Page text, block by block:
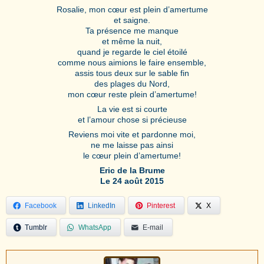
Rosalie, mon cœur est plein d’amertume
et saigne.
Ta présence me manque
et même la nuit,
quand je regarde le ciel étoilé
comme nous aimions le faire ensemble,
assis tous deux sur le sable fin
des plages du Nord,
mon cœur reste plein d’amertume!
La vie est si courte
et l’amour chose si précieuse
Reviens moi vite et pardonne moi,
ne me laisse pas ainsi
le cœur plein d’amertume!
Eric de la Brume
Le 24 août 2015
Facebook LinkedIn Pinterest X
Tumblr WhatsApp E-mail